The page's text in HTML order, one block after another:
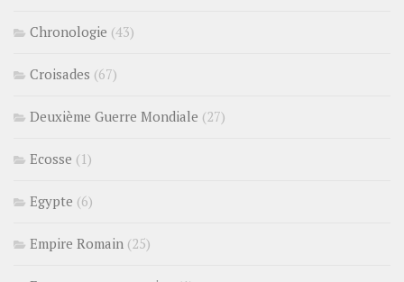
Chronologie (43)
Croisades (67)
Deuxième Guerre Mondiale (27)
Ecosse (1)
Egypte (6)
Empire Romain (25)